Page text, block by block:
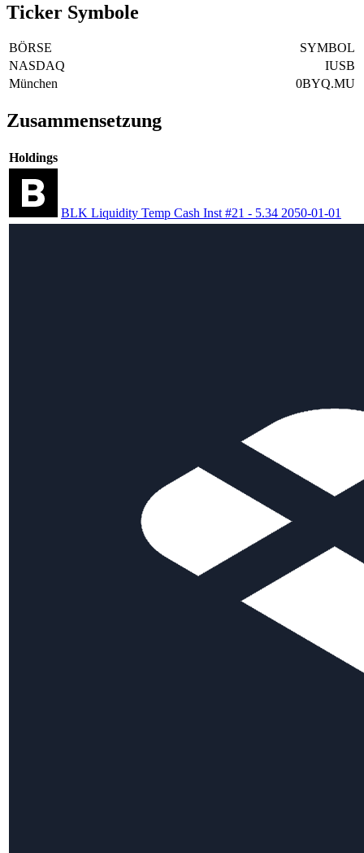
Ticker Symbole
BÖRSE
SYMBOL
NASDAQ
IUSB
München
0BYQ.MU
Zusammensetzung
Holdings
BLK Liquidity Temp Cash Inst #21 - 5.34 2050-01-01